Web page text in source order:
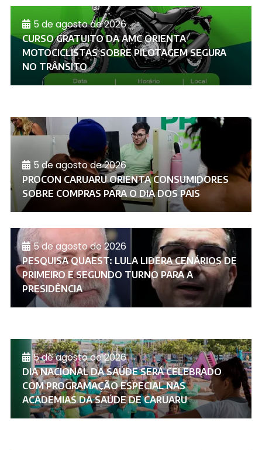
5 de agosto de 2026
CURSO GRATUITO DA AMC ORIENTA
MOTOCICLISTAS SOBRE PILOTAGEM SEGURA
NO TRÂNSITO
5 de agosto de 2026
PROCON CARUARU ORIENTA CONSUMIDORES
SOBRE COMPRAS PARA O DIA DOS PAIS
5 de agosto de 2026
PESQUISA QUAEST: LULA LIDERA CENÁRIOS DE
PRIMEIRO E SEGUNDO TURNO PARA A
PRESIDÊNCIA
5 de agosto de 2026
DIA NACIONAL DA SAÚDE SERÁ CELEBRADO
COM PROGRAMAÇÃO ESPECIAL NAS
ACADEMIAS DA SAÚDE DE CARUARU